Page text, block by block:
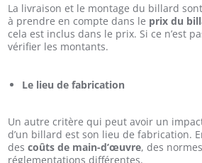
La livraison et le montage du billard
à prendre en compte dans le prix du
cela est inclus dans le prix. Si ce n’est
vérifier les montants.
Le lieu de fabrication
Un autre critère qui peut avoir un
d’un billard est son lieu de fabrication.
descoûts de main-d’œuvre, des
réglementations différentes.